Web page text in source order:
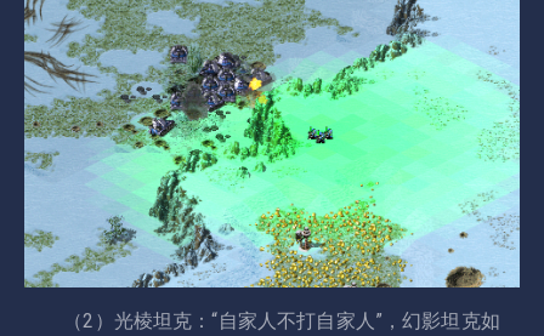
（2）光棱坦克：“自家人不打自家人”，幻影坦克如